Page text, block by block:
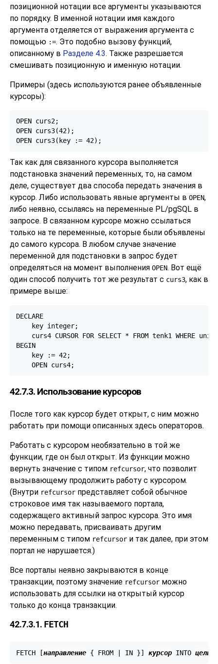
позиционной нотации все аргументы указываются
по порядку. В именной нотации имя каждого
аргумента отделяется от выражения аргумента с
помощью :=. Это подобно вызову функций,
описанному в Разделе 4.3. Также разрешается
смешивать позиционную и именную нотации.
Примеры (здесь используются ранее объявленные
курсоры):
OPEN curs2;
OPEN curs3(42);
OPEN curs3(key := 42);
Так как для связанного курсора выполняется
подстановка значений переменных, то, на самом
деле, существует два способа передать значения в
курсор. Либо использовать явные аргументы в OPEN,
либо неявно, ссылаясь на переменные PL/pgSQL в
запросе. В связанном курсоре можно ссылаться
только на те переменные, которые были объявлены
до самого курсора. В любом случае значение
переменной для подстановки в запрос будет
определяться на момент выполнения OPEN. Вот ещё
один способ получить тот же результат с curs3, как в
примере выше:
DECLARE
    key integer;
curs4 CURSOR FOR SELECT * FROM tenk1 WHERE
BEGIN
    key := 42;
    OPEN curs4;
42.7.3. Использование курсоров
После того как курсор будет открыт, с ним можно
работать при помощи описанных здесь операторов.
Работать с курсором необязательно в той же
функции, где он был открыт. Из функции можно
вернуть значение с типом refcursor, что позволит
вызывающему продолжить работу с курсором.
(Внутри refcursor представляет собой обычное
строковое имя так называемого портала,
содержащего активный запрос курсора. Это имя
можно передавать, присваивать другим
переменным с типом refcursor и так далее, при этом
портал не нарушается.)
Все порталы неявно закрываются в конце
транзакции, поэтому значение refcursor можно
использовать для ссылки на открытый курсор
только до конца транзакции.
42.7.3.1. FETCH
FETCH [направление { FROM | IN }] курсор INTO цель